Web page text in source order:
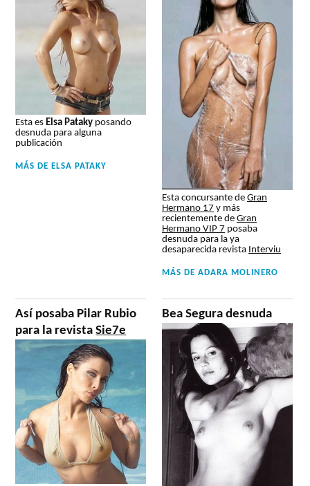
Esta esElsa Pataky posando
desnuda para alguna
publicación
MÁS DE ELSA PATAKY
Esta concursante deGran
Hermano 17 y más
recientemente deGran
Hermano VIP 7 posaba
desnuda para la ya
desaparecida revista Interviu
MÁS DEADARA MOLINERO
Así posaba Pilar Rubio
para la revistaSie7e
Bea Segura desnuda